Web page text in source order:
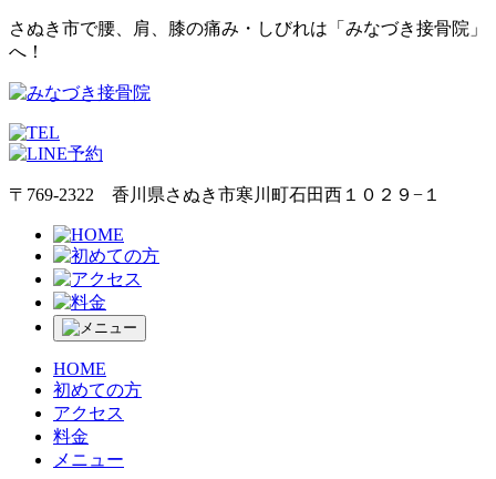
さぬき市で腰、肩、膝の痛み・しびれは「みなづき接骨院」
へ！
〒769-2322 香川県さぬき市寒川町石田西１０２９−１
HOME
初めての方
アクセス
料金
メニュー